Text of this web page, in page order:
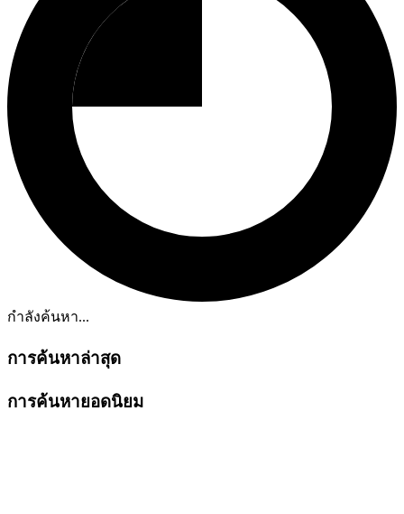
กำลังค้นหา...
การค้นหาล่าสุด
การค้นหายอดนิยม